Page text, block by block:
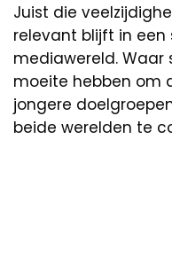
Juist die
relevant blijft in
mediawereld.
moeite hebben om
jongere
beide werelden te